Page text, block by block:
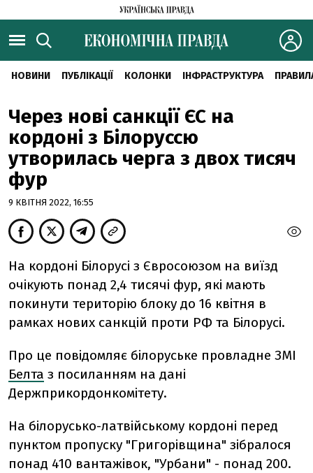
НОВИНИ ПУБЛІКАЦІЇ КОЛОНКИ ІНФРАСТРУКТУРА
Через нові санкції ЄС на
кордоні з Білоруссю
утворилась черга з двох тисяч
фур
9 КВІТНЯ 2022, 16:55
На кордоні Білорусі з Євросоюзом на виїзд
очікують понад 2,4 тисячі фур, які мають
покинути територію блоку до 16 квітня в
рамках нових санкцій проти РФ та Білорусі.
Про це повідомляє білоруське провладне ЗМІ
Белта з посиланням на дані
Держприкордонкомітету.
На білорусько-латвійському кордоні перед
пунктом пропуску "Григорівщина" зібралося
понад 410 вантажівок, "Урбани" - понад 200.